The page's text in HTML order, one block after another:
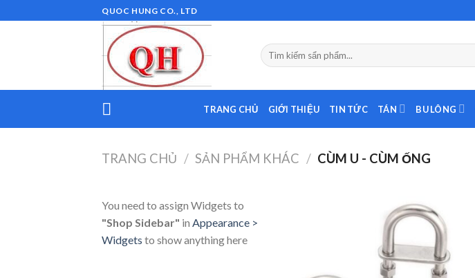
to
QUOC HUNG CO., LTD
TRANG CHỦ GIỚI THIỆU TIN TỨC TÁN BU LÔNG
TRANG CHỦ / SẢN PHẨM KHÁC / CÙM U - CÙM ỐNG
You need to assign Widgets to
"Shop Sidebar" in Appearance >
Widgets to show anything here